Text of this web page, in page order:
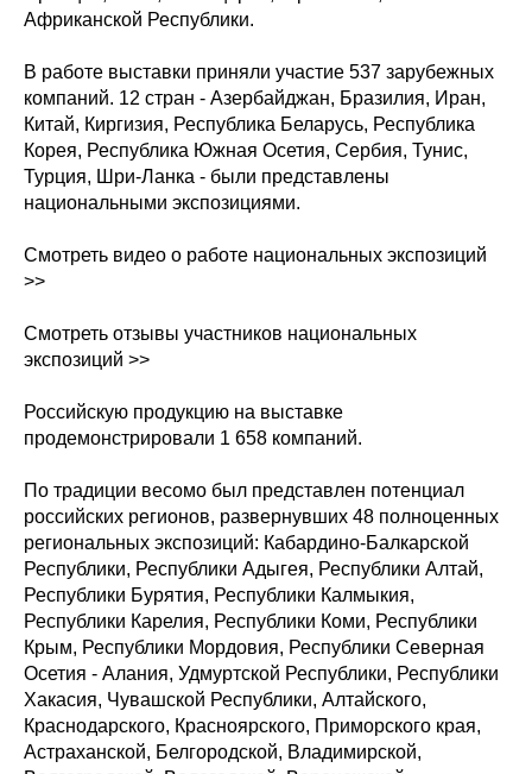
Африканской Республики.
В работе выставки приняли участие 537 зарубежных
компаний. 12 стран - Азербайджан, Бразилия, Иран,
Китай, Киргизия, Республика Беларусь, Республика
Корея, Республика Южная Осетия, Сербия, Тунис,
Турция, Шри-Ланка - были представлены
национальными экспозициями.
Смотреть видео о работе национальных экспозиций
>>
Смотреть отзывы участников национальных
экспозиций >>
Российскую продукцию на выставке
продемонстрировали 1 658 компаний.
По традиции весомо был представлен потенциал
российских регионов, развернувших 48 полноценных
региональных экспозиций: Кабардино-Балкарской
Республики, Республики Адыгея, Республики Алтай,
Республики Бурятия, Республики Калмыкия,
Республики Карелия, Республики Коми, Республики
Крым, Республики Мордовия, Республики Северная
Осетия - Алания, Удмуртской Республики, Республики
Хакасия, Чувашской Республики, Алтайского,
Краснодарского, Красноярского, Приморского края,
Астраханской, Белгородской, Владимирской,